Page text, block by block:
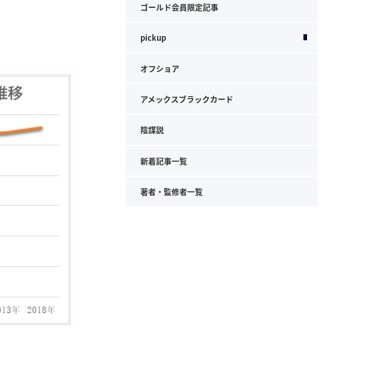
ゴールド会員限定記事
pickup
オフショア
アメックスブラックカード
陰謀説
新着記事一覧
著者・監修者一覧